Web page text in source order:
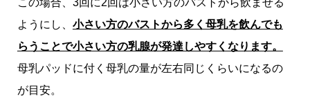
この場合、3回に2回は小さい方のバストから飲ませる
ようにし、 小さい方のバストから多く母乳を飲んでも
らうことで小さい方の乳腺が発達しやすくなります。
母乳パッドに付く母乳の量が左右同じくらいになるの
が目安。